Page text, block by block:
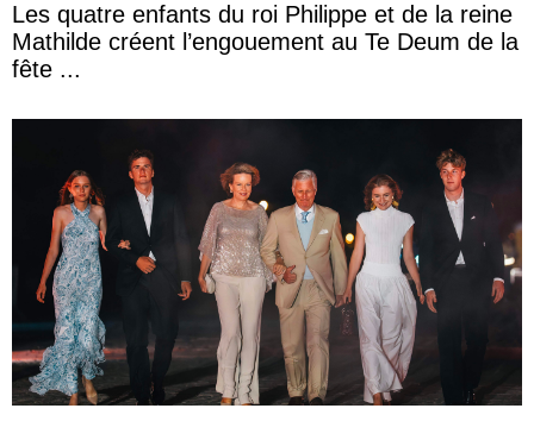
Les quatre enfants du roi Philippe et de la reine
Mathilde créent l’engouement au Te Deum de la
fête ...